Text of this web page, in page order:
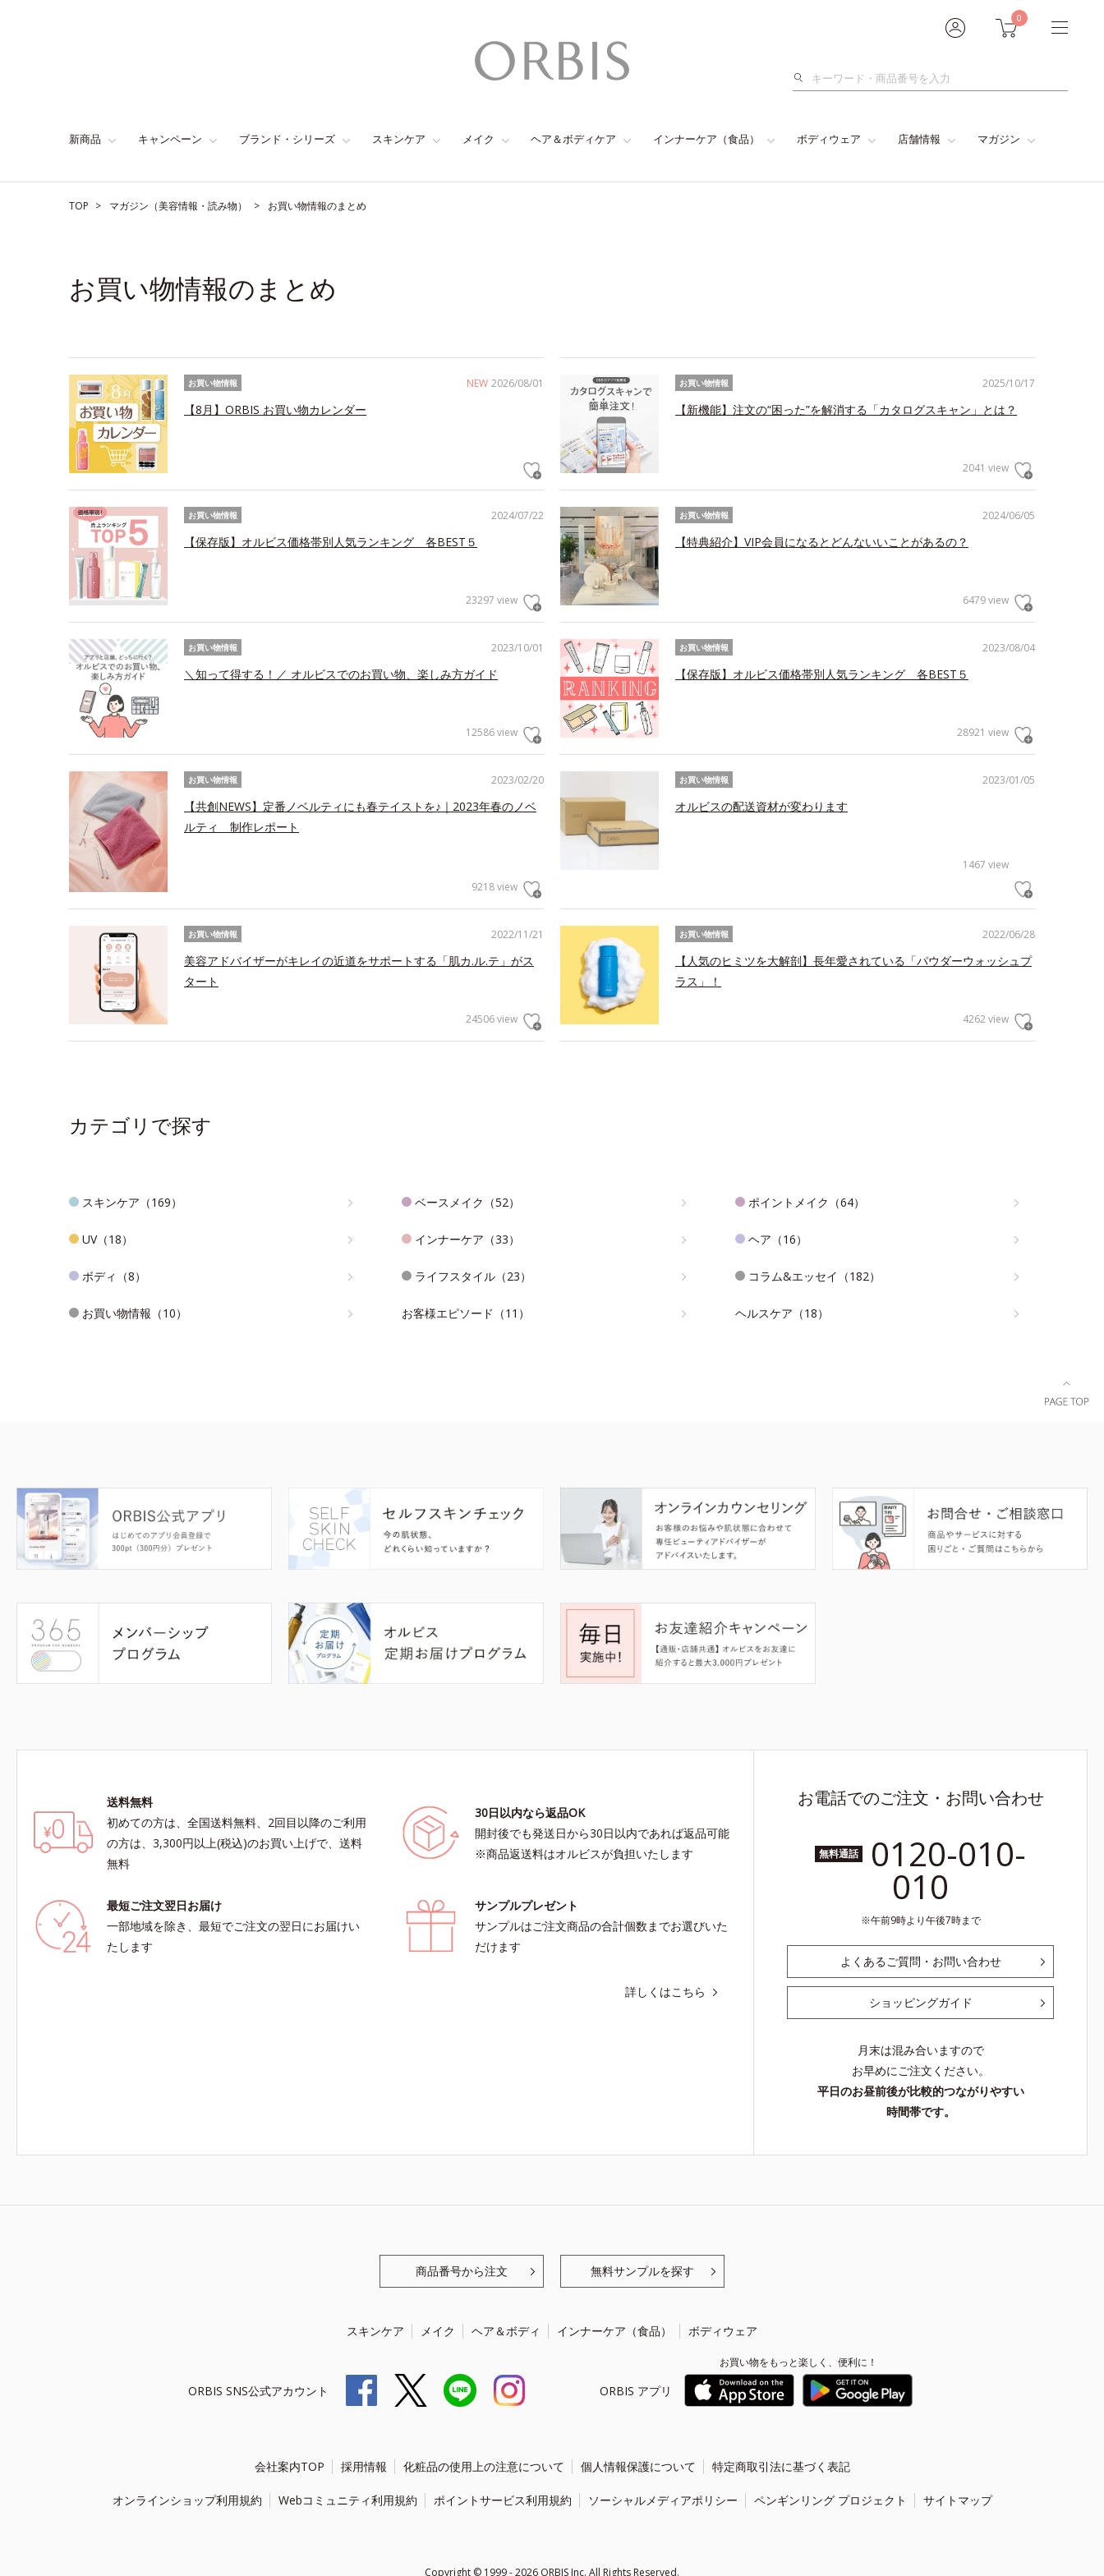
0
検
新商品 キャンペーン ブランド・シリーズ スキンケア メイク ヘア＆ボディケア インナーケア（食品） ボディウェア 店舗情報 マガジン
TOP マガジン（美容情報・読み物） お買い物情報のまとめ
お買い物情報のまとめ
NEW 2026/08/01
お買い物情報
【8月】ORBIS お買い物カレンダー
2025/10/17
お買い物情報
【新機能】注文の“困った”を解消する「カタログスキャン」とは？
2041 view
2024/07/22
お買い物情報
【保存版】オルビス価格帯別人気ランキング 各BEST５
23297 view
2024/06/05
お買い物情報
【特典紹介】VIP会員になるとどんないいことがあるの？
6479 view
2023/10/01
お買い物情報
＼知って得する！／ オルビスでのお買い物、楽しみ方ガイド
12586 view
2023/08/04
お買い物情報
【保存版】オルビス価格帯別人気ランキング 各BEST５
28921 view
2023/02/20
お買い物情報
【共創NEWS】定番ノベルティにも春テイストを♪｜2023年春のノベ
ルティ 制作レポート
9218 view
2023/01/05
お買い物情報
オルビスの配送資材が変わります
1467 view
2022/11/21
お買い物情報
美容アドバイザーがキレイの近道をサポートする「肌カ.ル.テ」がス
タート
24506 view
2022/06/28
お買い物情報
【人気のヒミツを大解剖】長年愛されている「パウダーウォッシュプ
ラス」！
4262 view
カテゴリで探す
スキンケア（169） ベースメイク（52） ポイントメイク（64）
UV（18） インナーケア（33） ヘア（16）
ボディ（8） ライフスタイル（23） コラム&エッセイ（182）
お買い物情報（10） お客様エピソード（11） ヘルスケア（18）
送料無料
初めての方は、全国送料無料、2回目以降のご利用
の方は、3,300円以上(税込)のお買い上げで、送料
無料
30日以内なら返品OK
開封後でも発送日から30日以内であれば返品可能
※商品返送料はオルビスが負担いたします
最短ご注文翌日お届け
一部地域を除き、最短でご注文の翌日にお届けい
たします
サンプルプレゼント
サンプルはご注文商品の合計個数までお選びいた
だけます
詳しくはこちら
お電話でのご注文・お問い合わせ
無料通話 0120-010-
010
午前9時より午後7時まで
よくあるご質問・お問い合わせ
ショッピングガイド
月末は混み合いますので
お早めにご注文ください。
平日のお昼前後が比較的つながりやすい
時間帯です。
商品番号から注文 無料サンプルを探す
スキンケア メイク ヘア＆ボディ インナーケア（食品） ボディウェア
ORBIS SNS公式アカウント ORBIS アプリ
お買い物をもっと楽しく、便利に！
会社案内TOP 採用情報 化粧品の使用上の注意について 個人情報保護について 特定商取引法に基づく表記
オンラインショップ利用規約 Webコミュニティ利用規約 ポイントサービス利用規約 ソーシャルメディアポリシー ペンギンリング プロジェクト サイトマップ
Copyright © 1999 - 2026 ORBIS Inc. All Rights Reserved.